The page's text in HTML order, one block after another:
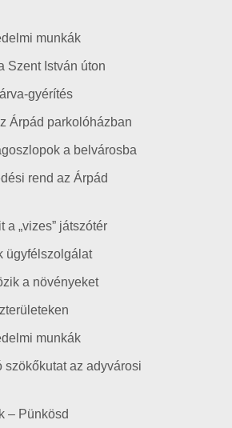
munkák
Szent István úton
gyérítés
Árpád parkolóházban
a belvárosba
rend az Árpád
a „vizes” játszótér
ügyfélszolgálat
a növényeket
munkák
szökőkutat az adyvárosi
– Pünkösd